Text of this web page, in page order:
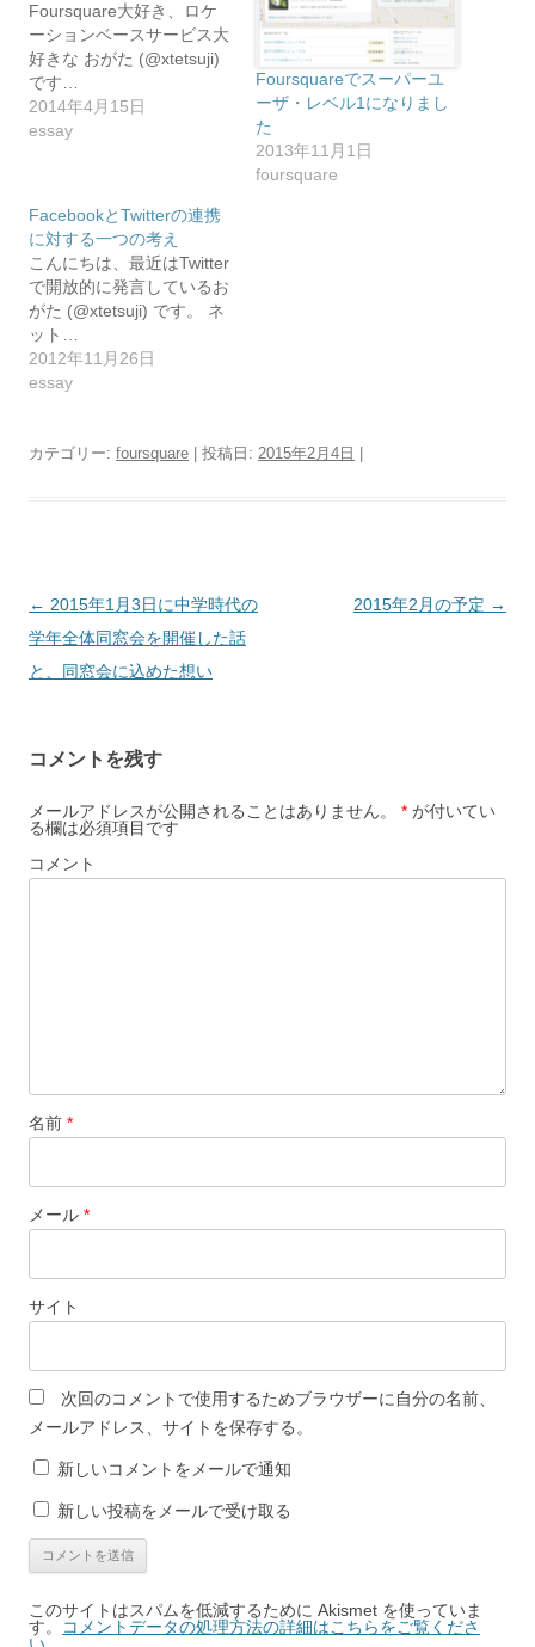
Foursquare大好き、ロケ
ーションベースサービス大
好きな おがた (@xtetsuji)
です…
2014年4月15日
essay
Foursquareでスーパーユ
ーザ・レベル1になりまし
た
2013年11月1日
foursquare
FacebookとTwitterの連携
に対する一つの考え
こんにちは、最近はTwitter
で開放的に発言しているお
がた (@xtetsuji) です。 ネ
ット…
2012年11月26日
essay
カテゴリー: foursquare | 投稿日: 2015年2月4日
投
稿
ナ
ー
シ
ョ
ン
← 2015年1月3日に中学時代の
学年全体同窓会を開催した話
と、同窓会に込めた想い
2015年2月の予定 →
コメントを残す
メールアドレスが公開されることはありません。 * が付いてい
る欄は必須項目です
コメント
名前 *
メール *
サイト
次回のコメントで使用するためブラウザーに自分の名前、
メールアドレス、サイトを保存する。
新しいコメントをメールで通知
新しい投稿をメールで受け取る
このサイトはスパムを低減するために Akismet を使っていま
す。
コメントデータの処理方法の詳細はこちらをご覧くださ